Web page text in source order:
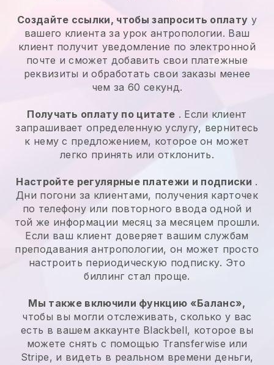
Создайте ссылки, чтобы запросить оплату у
вашего клиента за урок антропологии. Ваш
клиент получит уведомление по электронной
почте и сможет добавить свои платежные
реквизиты и обработать свои заказы менее
чем за 60 секунд.
Получать оплату по цитате . Если клиент
запрашивает определенную услугу, вернитесь
к нему с предложением, которое он может
легко принять или отклонить.
Настройте регулярные платежи и подписки .
Дни погони за клиентами, получения карточек
по телефону или повторного ввода одной и
той же информации месяц за месяцем прошли.
Если ваш клиент доверяет вашим службам
преподавания антропологии, он может просто
настроить периодическую подписку. Это
биллинг стал проще.
Мы также включили функцию «Баланс»,
чтобы вы могли отслеживать, сколько у вас
есть в вашем аккаунте Blackbell, которое вы
можете снять с помощью Transferwise или
Stripe, и видеть в реальном времени деньги,